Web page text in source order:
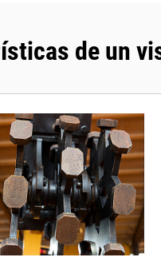
de un